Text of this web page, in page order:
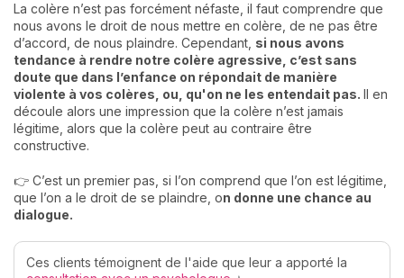
La colère n’est pas forcément néfaste, il faut comprendre que
nous avons le droit de nous mettre en colère, de ne pas être
d’accord, de nous plaindre. Cependant, si nous avons
tendance à rendre notre colère agressive, c’est sans
doute que dans l’enfance on répondait de manière
violente à vos colères, ou, qu'on ne les entendait pas. Il en
découle alors une impression que la colère n’est jamais
légitime, alors que la colère peut au contraire être
constructive.
👉 C’est un premier pas, si l’on comprend que l’on est légitime,
que l’on a le droit de se plaindre, on donne une chance au
dialogue.
Ces clients témoignent de l'aide que leur a apporté la